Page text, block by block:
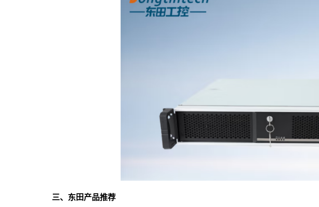
三、东田产品推荐